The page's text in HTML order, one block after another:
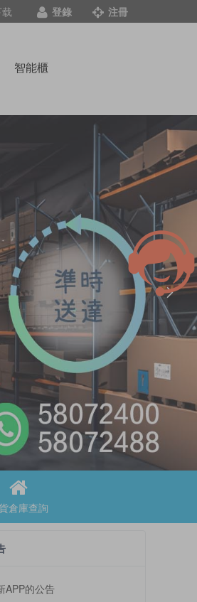
登錄 注冊
智能櫃

倉庫查詢
APP的公告